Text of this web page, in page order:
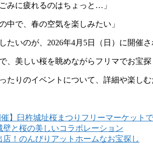
みに疲れるのはちょっと…」
中で、春の空気を楽しみたい」
たいのが、2026年4月5日（日）に開催
、美しい桜を眺めながらフリマでお宝探
たりのイベントについて、詳細や楽し
催】臼杵城址桜まつりフリーマーケット
壁と桜の美しいコラボレーション
店！のんびりアットホームなお宝探し